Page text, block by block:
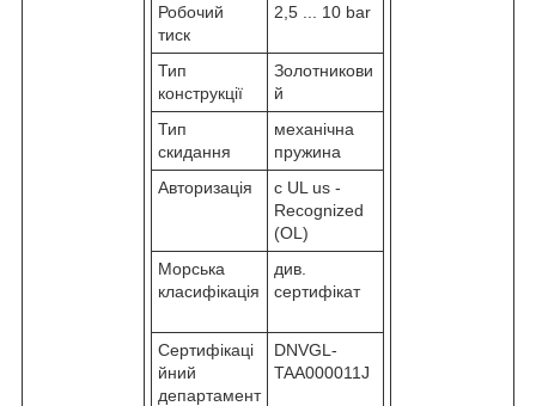
Робочий
тиск
2,5 ... 10 bar
Тип
конструкції
Золотникови
й
Тип
скидання
механічна
пружина
Авторизація
c UL us -
Recognized
(OL)
Морська
класифікація
див.
сертифікат
Сертифікаці
йний
департамент
DNVGL-
TAA000011J